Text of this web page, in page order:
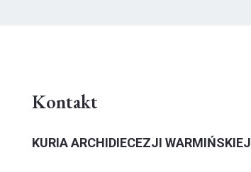
Kontakt
KURIA ARCHIDIECEZJI WARMIŃSKIEJ